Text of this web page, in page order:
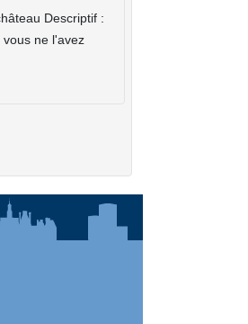
Descriptif :
ne l'avez